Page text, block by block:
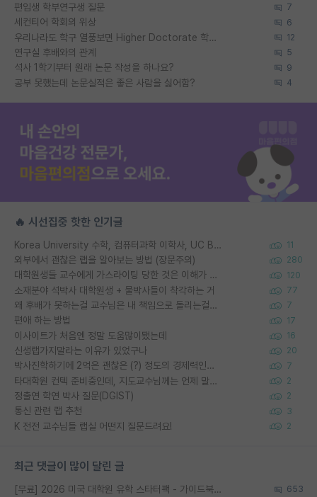
편입생 학부연구생 질문 7
세컨티어 학회의 위상 6
우리나라도 학구 열풍보면 Higher Doctorate 학위가 필요하다고 봅니다. 12
연구실 후배와의 관계 5
석사 1학기부터 원래 논문 작성을 하나요? 9
공부 못했는데 논문실적은 좋은 사람을 싫어함? 4
🔥 시선집중 핫한 인기글
Korea University 수학, 컴퓨터과학 이학사, UC Berkeley 산업공학 대학원 공학박사가 되는 것은 쉽지 않겠죠? 11
외부에서 괜찮은 랩을 알아보는 방법 (장문주의) 280
대학원생들 교수에게 가스라이팅 당한 것은 이해가 갑니다. 안타깝네요. 120
소재분야 석박사 대학원생 + 물박사들이 착각하는 거 77
왜 후배가 못하는걸 교수님은 내 책임으로 돌리는걸까요? 7
편애 하는 방법 17
이사이트가 처음엔 정말 도움많이됐는데 16
신생랩가지말라는 이유가 있었구나 20
박사진학하기에 2억은 괜찮은 (?) 정도의 경제력인가요 7
타대학원 컨텍 준비중인데, 지도교수님께는 언제 말씀드려야 할까요? 2
정출연 학연 박사 질문(DGIST) 2
통신 관련 랩 추천 3
K 전전 교수님들 랩실 어떤지 질문드려요! 2
최근 댓글이 많이 달린 글
[무료] 2026 미국 대학원 유학 스타터팩 - 가이드북 & 합격자 컨택메일 템플릿 653